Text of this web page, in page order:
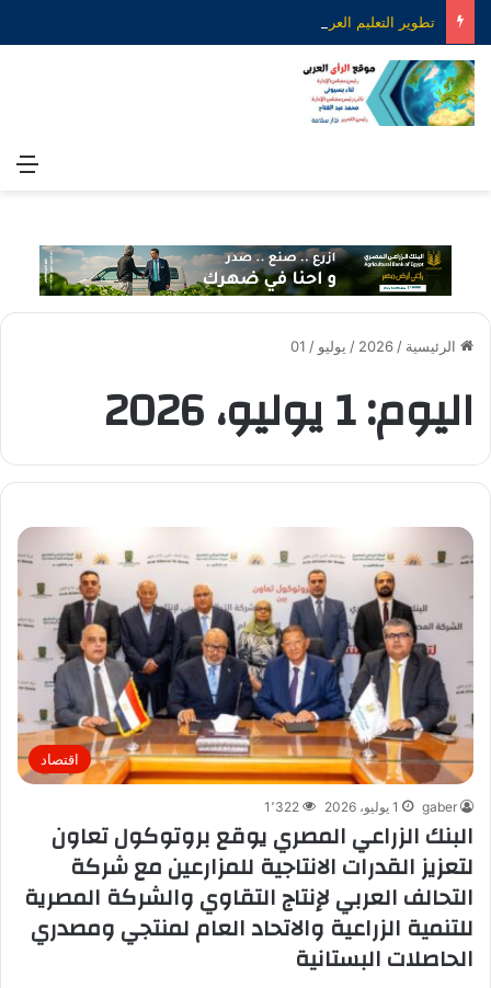
الرئيسية /
2026
/ يوليو /
01
اليوم:1 يوليو، 2026
اقتصاد
gaber 1 يوليو، 2026 1٬322
البنك الزراعي المصري يوقع بروتوكول تعاون
لتعزيز القدرات الانتاجية للمزارعين مع شركة
التحالف العربي لإنتاج التقاوي والشركة المصرية
للتنمية الزراعية والاتحاد العام لمنتجي ومصدري
الحاصلات البستانية